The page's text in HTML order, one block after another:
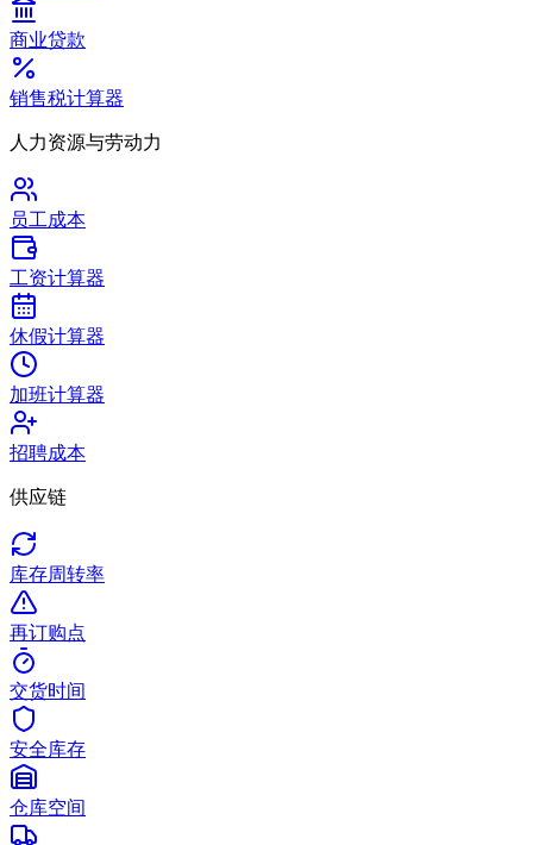
商业贷款
销售税计算器
人力资源与劳动力
员工成本
工资计算器
休假计算器
加班计算器
招聘成本
供应链
库存周转率
再订购点
交货时间
安全库存
仓库空间